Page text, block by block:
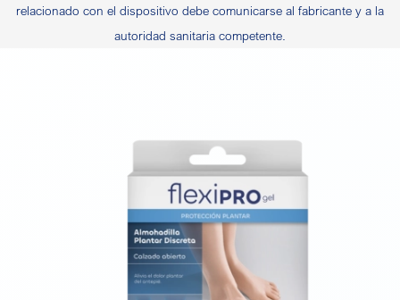
relacionado con el dispositivo debe comunicarse al fabricante y a la
autoridad sanitaria competente.